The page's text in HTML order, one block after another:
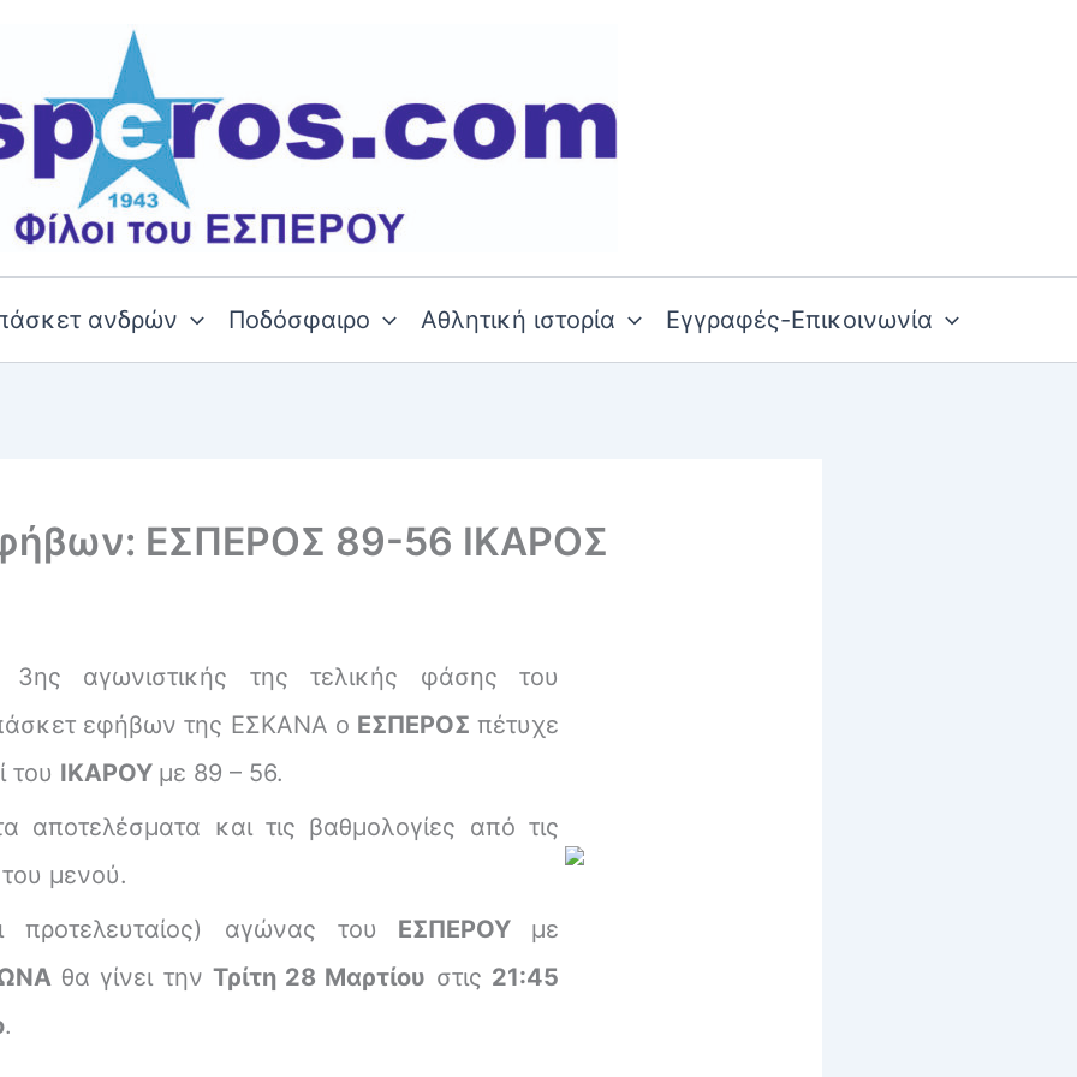
ανδρών Ποδόσφαιρο Αθλητική ιστορία Εγγραφές-Επικοινωνία
ΕΣΠΕΡΟΣ 89-56 ΙΚΑΡΟΣ
3ης αγωνιστικής της τελικής φάσης του
εφήβων της ΕΣΚΑΝΑ ο ΕΣΠΕΡΟΣ πέτυχε
του ΙΚΑΡΟΥ με 89 – 56.
αποτελέσματα και τις βαθμολογίες από τις
μενού.
αγώνας του ΕΣΠΕΡΟΥ με
θα γίνει την Τρίτη 28 Μαρτίου στις 21:45
.